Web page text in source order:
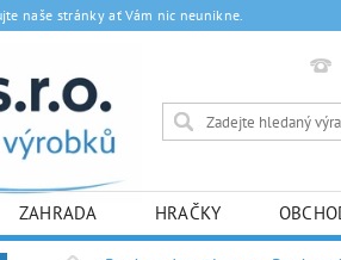
naše stránky ať Vám nic neunikne.
ZAHRADA HRAČKY